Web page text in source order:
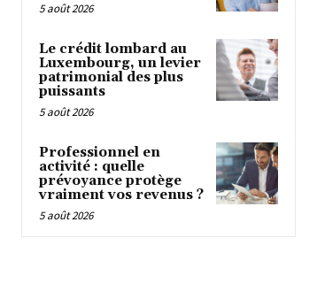
5 août 2026
Le crédit lombard au
Luxembourg, un levier
patrimonial des plus
puissants
5 août 2026
Professionnel en
activité : quelle
prévoyance protège
vraiment vos revenus ?
5 août 2026